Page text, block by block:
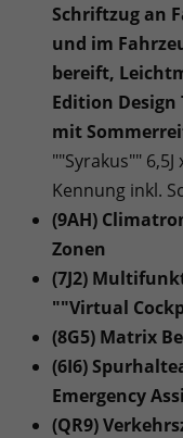
Schriftzug an
und im
bereift,
Edition Design
mit
""Syrakus""
Kennung inkl.
(9AH)
Zonen
(7J2)
""Virtual
(8G5) Matrix
(6I6)
Emergency
(QR9)